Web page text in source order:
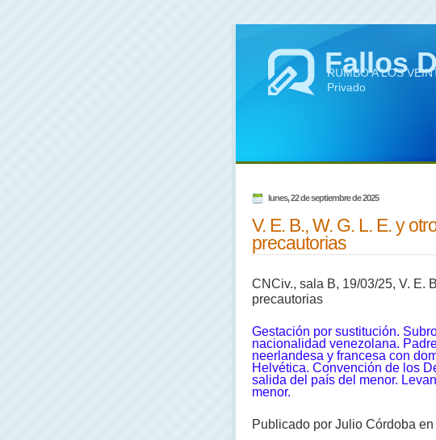
Fallos
RUMBO A LOS
Privado
lunes, 22 de septiembre de 2025
V. E. B., W. G. L. E. y
precautorias
CNCiv., sala B, 19/03/25, V. E.
precautorias
Gestación por sustitución.
nacionalidad venezolana.
neerlandesa y francesa con
Helvética. Convención de los
salida del país del menor.
menor.
Publicado por Julio Córdoba